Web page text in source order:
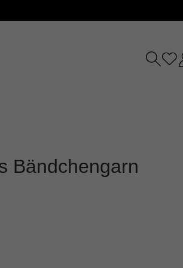
Bändchengarn